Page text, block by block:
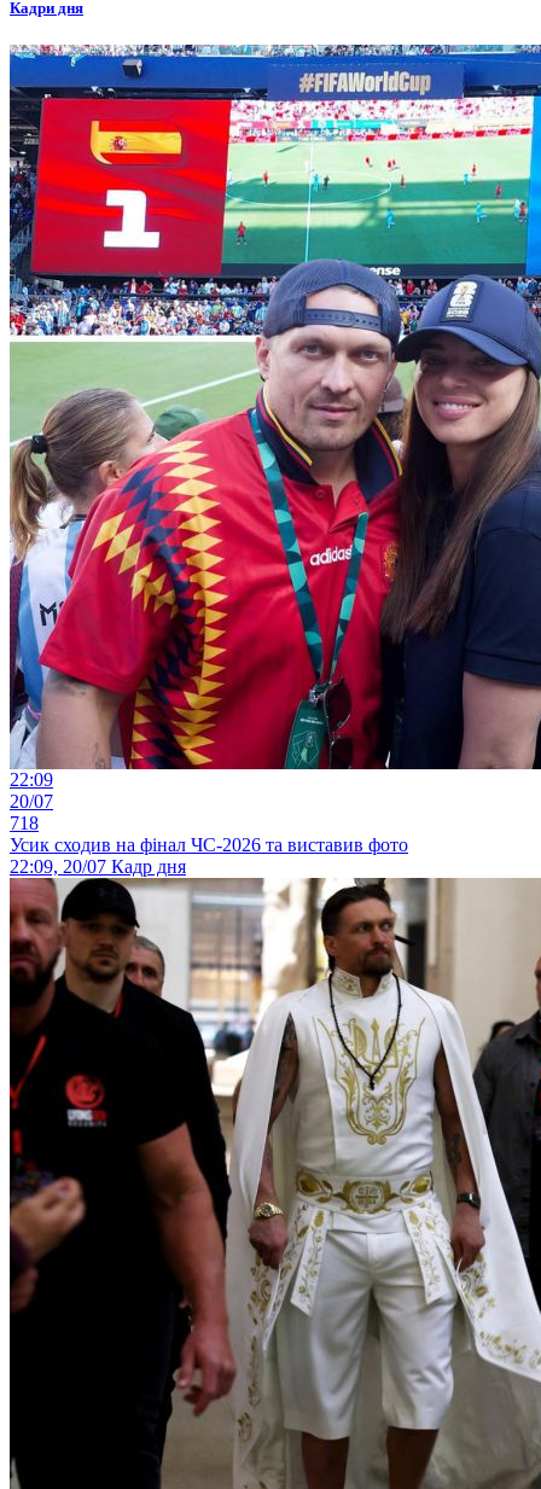
Кадри дня
22:09
20/07
718
Усик сходив на фінал ЧС-2026 та виставив фото
22:09, 20/07 Кадр дня